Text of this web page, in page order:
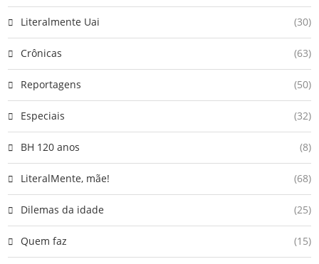
Literalmente Uai (30)
Crônicas (63)
Reportagens (50)
Especiais (32)
BH 120 anos (8)
LiteralMente, mãe! (68)
Dilemas da idade (25)
Quem faz (15)